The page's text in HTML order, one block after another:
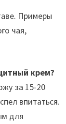
Примеры
чая,
крем?
за 15-20
впитаться.
для